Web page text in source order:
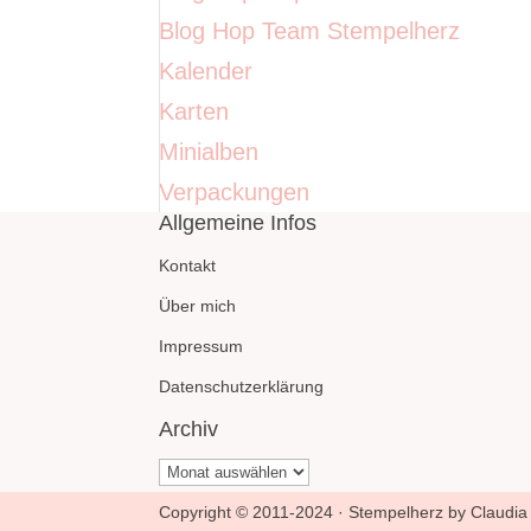
Blog Hop Team Stempelherz
Kalender
Karten
Minialben
Verpackungen
Allgemeine Infos
Kontakt
Über mich
Impressum
Datenschutzerklärung
Archiv
Archiv
Copyright © 2011-2024 · Stempelherz by